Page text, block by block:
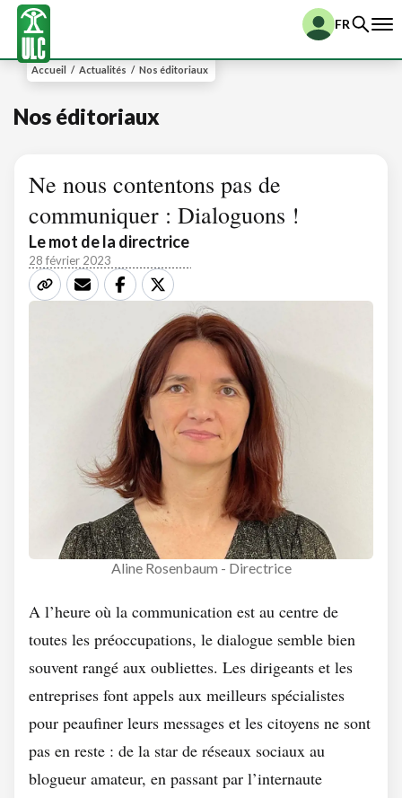
FR
Accueil / Actualités / Nos éditoriaux
Nos éditoriaux
Ne nous contentons pas de
communiquer : Dialoguons !
Le mot de la directrice
28 février 2023
Aline Rosenbaum - Directrice
A l’heure où la communication est au centre de
toutes les préoccupations, le dialogue semble bien
souvent rangé aux oubliettes. Les dirigeants et les
entreprises font appels aux meilleurs spécialistes
pour peaufiner leurs messages et les citoyens ne sont
pas en reste : de la star de réseaux sociaux au
blogueur amateur, en passant par l’internaute